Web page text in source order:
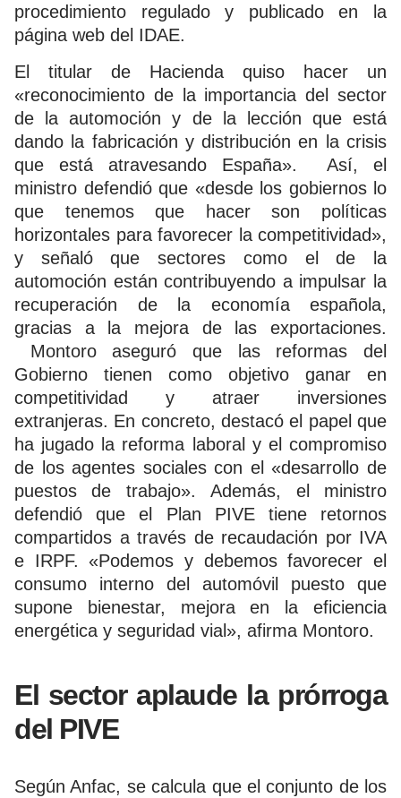
procedimiento regulado y publicado en la
página web del IDAE.
El titular de Hacienda quiso hacer un
«reconocimiento de la importancia del sector
de la automoción y de la lección que está
dando la fabricación y distribución en la crisis
que está atravesando España». Así, el
ministro defendió que «desde los gobiernos lo
que tenemos que hacer son políticas
horizontales para favorecer la competitividad»,
y señaló que sectores como el de la
automoción están contribuyendo a impulsar la
recuperación de la economía española,
gracias a la mejora de las exportaciones.
Montoro aseguró que las reformas del
Gobierno tienen como objetivo ganar en
competitividad y atraer inversiones
extranjeras. En concreto, destacó el papel que
ha jugado la reforma laboral y el compromiso
de los agentes sociales con el «desarrollo de
puestos de trabajo». Además, el ministro
defendió que el Plan PIVE tiene retornos
compartidos a través de recaudación por IVA
e IRPF. «Podemos y debemos favorecer el
consumo interno del automóvil puesto que
supone bienestar, mejora en la eficiencia
energética y seguridad vial», afirma Montoro.
El sector aplaude la prórroga
del PIVE
Según Anfac, se calcula que el conjunto de los